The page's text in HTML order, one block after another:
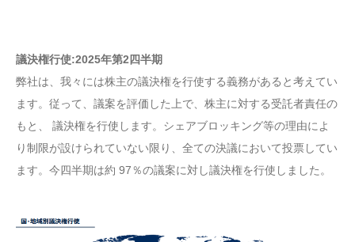
議決権行使:2025年第2四半期
弊社は、我々には株主の議決権を行使する義務があると考えてい
ます。従って、議案を評価した上で、株主に対する受託者責任の
もと、 議決権を行使します。シェアブロッキング等の理由によ
り制限が設けられていない限り、全ての決議において投票してい
ます。今四半期は約 97％の議案に対し議決権を行使しました。